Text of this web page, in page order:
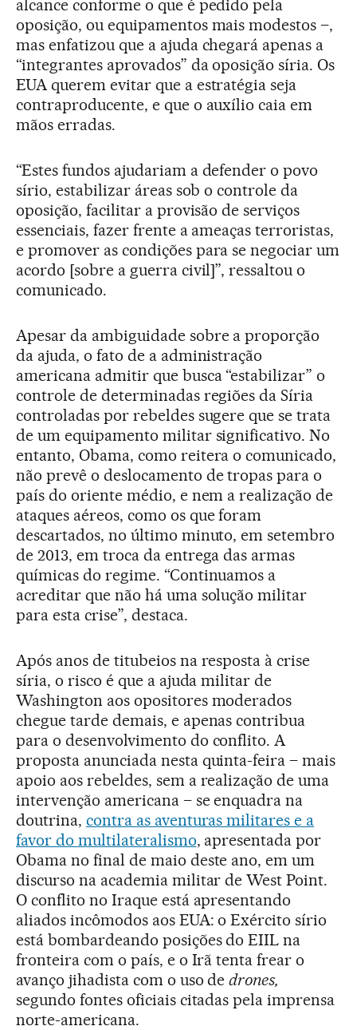
alcance conforme o que é pedido pela
oposição, ou equipamentos mais modestos –,
mas enfatizou que a ajuda chegará apenas a
“integrantes aprovados” da oposição síria. Os
EUA querem evitar que a estratégia seja
contraproducente, e que o auxílio caia em
mãos erradas.
“Estes fundos ajudariam a defender o povo
sírio, estabilizar áreas sob o controle da
oposição, facilitar a provisão de serviços
essenciais, fazer frente a ameaças terroristas,
e promover as condições para se negociar um
acordo [sobre a guerra civil]”, ressaltou o
comunicado.
Apesar da ambiguidade sobre a proporção
da ajuda, o fato de a administração
americana admitir que busca “estabilizar” o
controle de determinadas regiões da Síria
controladas por rebeldes sugere que se trata
de um equipamento militar significativo. No
entanto, Obama, como reitera o comunicado,
não prevê o deslocamento de tropas para o
país do oriente médio, e nem a realização de
ataques aéreos, como os que foram
descartados, no último minuto, em setembro
de 2013, em troca da entrega das armas
químicas do regime. “Continuamos a
acreditar que não há uma solução militar
para esta crise”, destaca.
Após anos de titubeios na resposta à crise
síria, o risco é que a ajuda militar de
Washington aos opositores moderados
chegue tarde demais, e apenas contribua
para o desenvolvimento do conflito. A
proposta anunciada nesta quinta-feira – mais
apoio aos rebeldes, sem a realização de uma
intervenção americana – se enquadra na
doutrina, contra as aventuras militares e a
favor do multilateralismo, apresentada por
Obama no final de maio deste ano, em um
discurso na academia militar de West Point.
O conflito no Iraque está apresentando
aliados incômodos aos EUA: o Exército sírio
está bombardeando posições do EIIL na
fronteira com o país, e o Irã tenta frear o
avanço jihadista com o uso dedrones,
segundo fontes oficiais citadas pela imprensa
norte-americana.